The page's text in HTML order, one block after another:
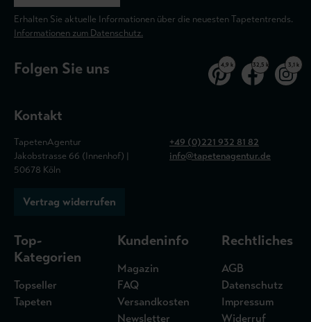
Erhalten Sie aktuelle Informationen über die neuesten Tapetentrends.
Informationen zum Datenschutz.
Folgen Sie uns 4,9 k 32,5 k 3,1 k
Kontakt
TapetenAgentur
Jakobstrasse 66 (Innenhof) |
50678 Köln
+49 (0)221 932 81 82
info@tapetenagentur.de
Vertrag widerrufen
Top-
Kategorien
Topseller
Tapeten
Kundeninfo
Magazin
FAQ
Versandkosten
Newsletter
Rechtliches
AGB
Datenschutz
Impressum
Widerruf